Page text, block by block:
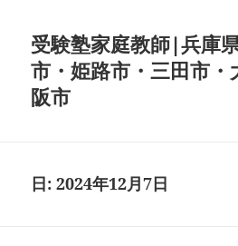
受験塾家庭教師|兵庫
市・姫路市・三田市・
阪市
日:2024年12月7日